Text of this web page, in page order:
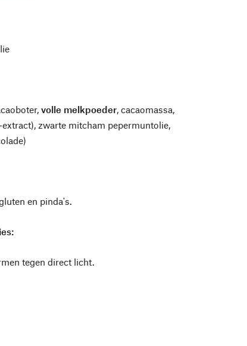
volle melkpoeder, cacaomassa,
extract), zwarte mitcham pepermuntolie,
en pinda's.
tegen direct licht.